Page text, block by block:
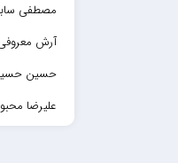
مصطفی
آرش
حسین
علیرضا